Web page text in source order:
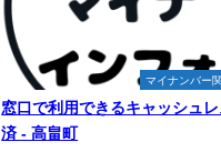
マイナンバー
窓口で利用できるキャッシュ
済 - 高畠町